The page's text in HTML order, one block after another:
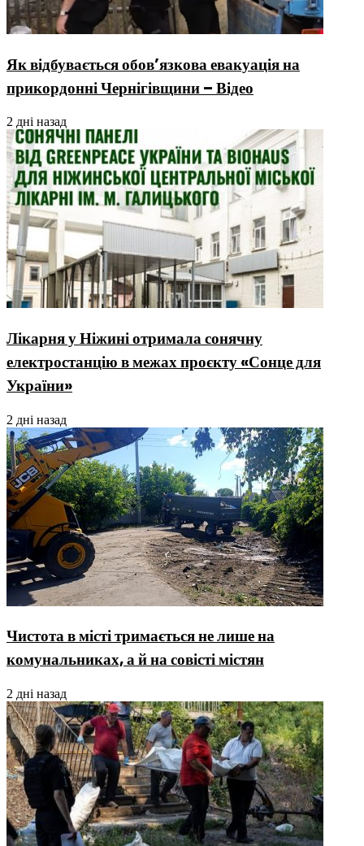
Як відбувається обов’язкова евакуація на
прикордонні Чернігівщини – Відео
2 дні назад
Лікарня у Ніжині отримала сонячну
електростанцію в межах проєкту «Сонце для
України»
2 дні назад
Чистота в місті тримається не лише на
комунальниках, а й на совісті містян
2 дні назад